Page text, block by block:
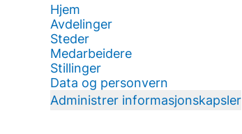
Hjem
Avdelinger
Steder
Medarbeidere
Stillinger
Data og personvern
Administrer informasjonskapsler